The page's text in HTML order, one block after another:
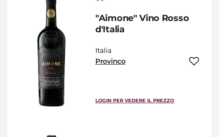
"Aimone" Vino Rosso
d'Italia
Italia
Provinco
LOGIN PER VEDERE IL PREZZO